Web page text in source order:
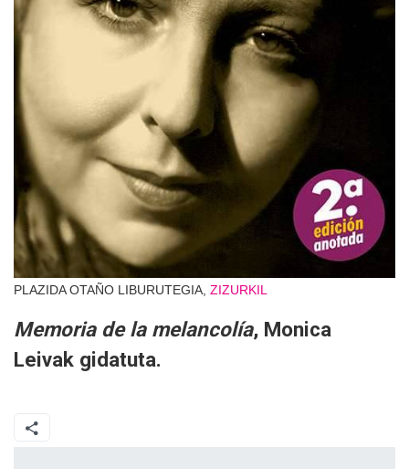
PLAZIDA OTAÑO LIBURUTEGIA, ZIZURKIL
Memoria de la melancolía, Monica
Leivak gidatuta.